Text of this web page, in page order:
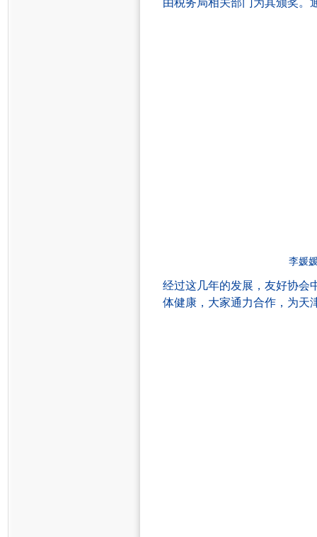
由税务局相关部门为其颁奖。
李媛
经过这几年的发展，友好协会
体健康，大家通力合作，为天